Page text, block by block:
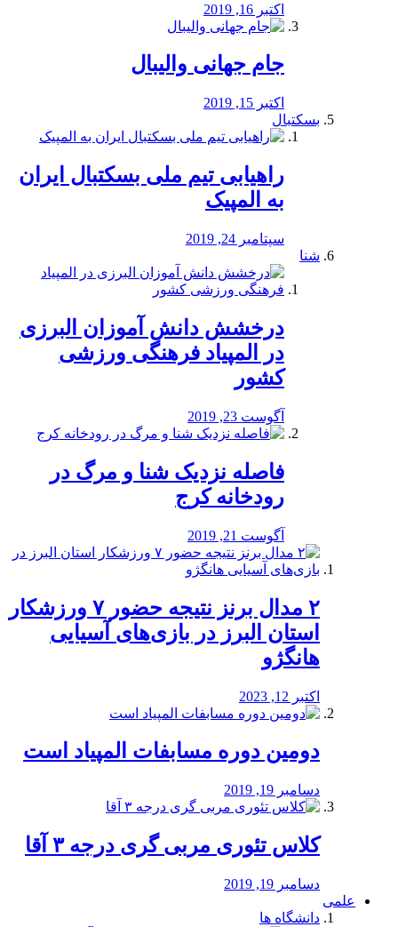
اکتبر 16, 2019
جام جهانی والیبال
اکتبر 15, 2019
بسکتبال
راهیابی تیم ملی بسکتبال ایران
به المپیک
سپتامبر 24, 2019
شنا
درخشش دانش آموزان البرزی
در المپیاد فرهنگی ورزشی
کشور
آگوست 23, 2019
️فاصله نزدیک شنا و مرگ در
رودخانه کرج
آگوست 21, 2019
۲ مدال برنز نتیجه حضور ۷ ورزشکار
استان البرز در بازی‌های آسیایی
هانگژو
اکتبر 12, 2023
دومین دوره مسابفات المپیاد است
دسامبر 19, 2019
کلاس تئوری مربی گری درجه ۳ آقا
دسامبر 19, 2019
علمی
دانشگاه ها